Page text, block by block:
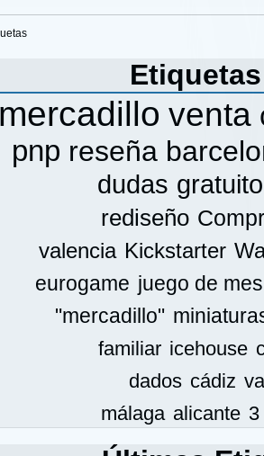
mercadillo venta
pnp reseña
dudas gratuito
rediseño
valencia Kickstarter
eurogame juego de
"mercadillo"
familiar icehouse
dados cádiz
málaga alicante